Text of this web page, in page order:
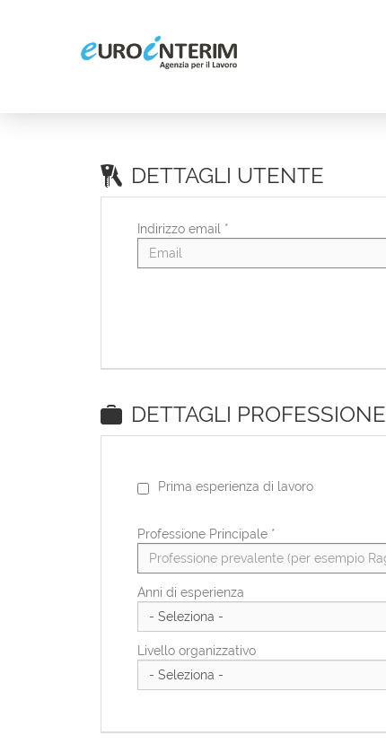
DETTAGLI UTENTE
Indirizzo email *
DETTAGLI PROFESSIONE
Prima esperienza di lavoro
Professione Principale *
Anni di esperienza
Livello organizzativo